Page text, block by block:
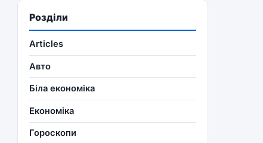
Розділи
Articles
Авто
Біла економіка
Економіка
Гороскопи